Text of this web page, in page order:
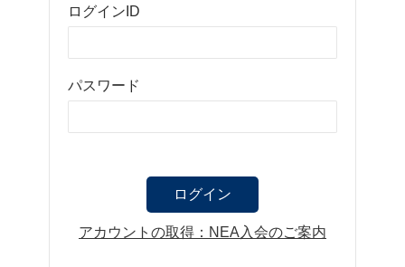
ログインID
パスワード
アカウントの取得：NEA入会のご案内